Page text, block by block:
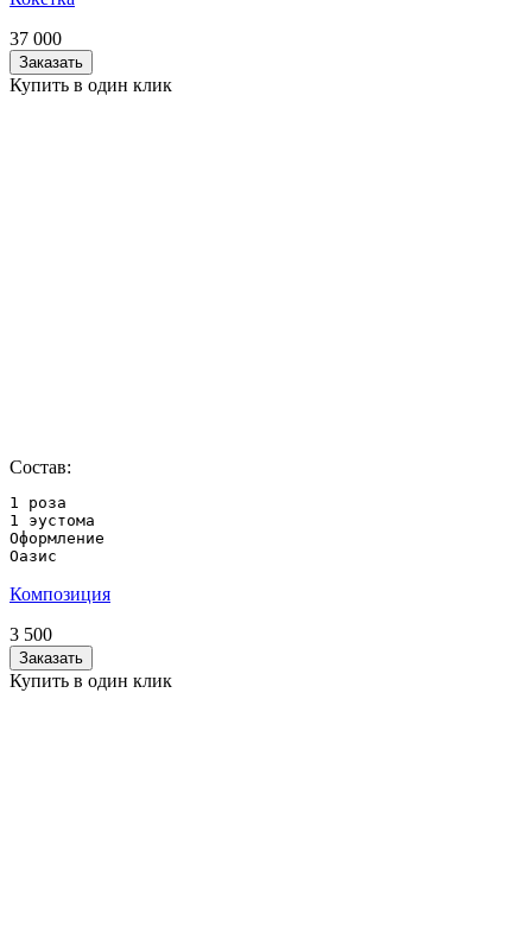
37 000
Заказать
Купить в один клик
Состав:
1 роза
1 эустома
Оформление
Оазис
Композиция
3 500
Заказать
Купить в один клик